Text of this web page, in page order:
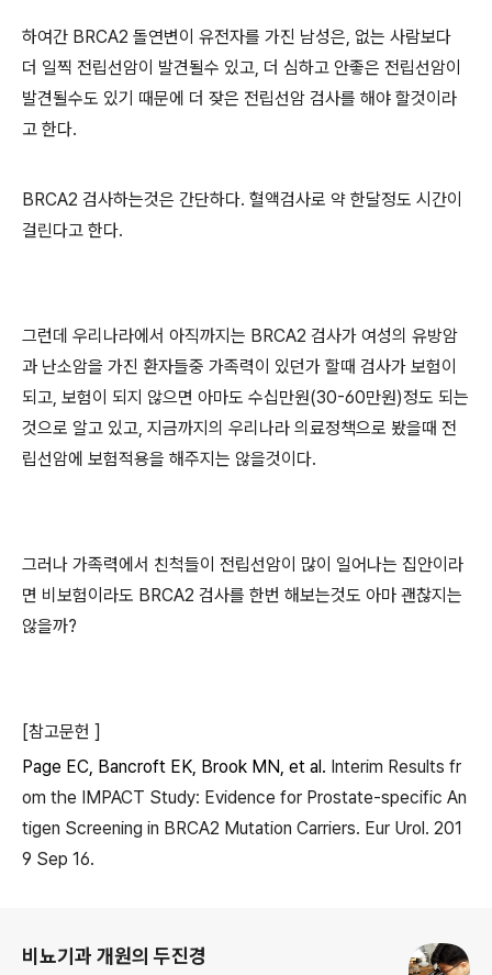
하여간 BRCA2 돌연변이 유전자를 가진 남성은, 없는 사람보다
더 일찍 전립선암이 발견될수 있고, 더 심하고 안좋은 전립선암이
발견될수도 있기 때문에 더 잦은 전립선암 검사를 해야 할것이라
고 한다.
BRCA2 검사하는것은 간단하다. 혈액검사로 약 한달정도 시간이
걸린다고 한다.
그런데 우리나라에서 아직까지는 BRCA2 검사가 여성의 유방암
과 난소암을 가진 환자들중 가족력이 있던가 할때 검사가 보험이
되고, 보험이 되지 않으면 아마도 수십만원(30-60만원)정도 되는
것으로 알고 있고, 지금까지의 우리나라 의료정책으로 봤을때 전
립선암에 보험적용을 해주지는 않을것이다.
그러나 가족력에서 친척들이 전립선암이 많이 일어나는 집안이라
면 비보험이라도 BRCA2 검사를 한번 해보는것도 아마 괜찮지는
않을까?
[참고문헌 ]
Page EC, Bancroft EK, Brook MN, et al. Interim Results fr
om the IMPACT Study: Evidence for Prostate-specific An
tigen Screening in BRCA2 Mutation Carriers. Eur Urol. 201
9 Sep 16.
비뇨기과 개원의 두진경